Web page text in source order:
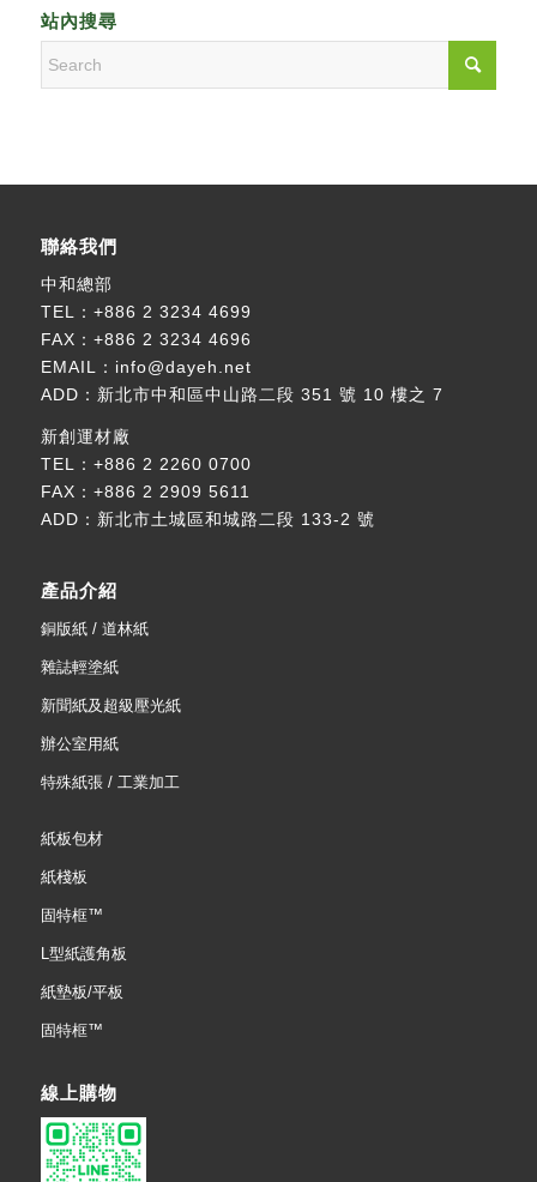
站內搜尋
聯絡我們
中和總部
TEL： +886 2 3234 4699
FAX：+886 2 3234 4696
EMAIL： info@dayeh.net
ADD： 新北市中和區中山路二段 351 號 10 樓之 7
新創運材廠
TEL： +886 2 2260 0700
FAX：+886 2 2909 5611
ADD： 新北市土城區和城路二段 133-2 號
產品介紹
銅版紙 / 道林紙
雜誌輕塗紙
新聞紙及超級壓光紙
辦公室用紙
特殊紙張 / 工業加工
紙板包材
紙棧板
固特框™
L型紙護角板
紙墊板/平板
固特框™
線上購物